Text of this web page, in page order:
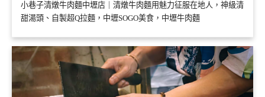
小巷子清燉牛肉麵中壢店｜清燉牛肉麵用魅力征服在地人，神級清
甜湯頭、自製超Q拉麵，中壢SOGO美食，中壢牛肉麵